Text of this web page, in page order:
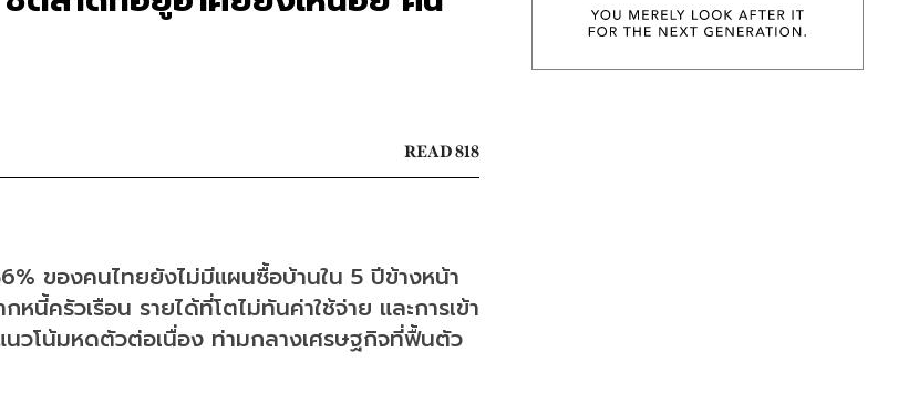
READ 818
ของคนไทยยังไม่มีแผนซื้อบ้านใน 5 ปีข้างหน้า
ครัวเรือน รายได้ที่โตไม่ทันค่าใช้จ่าย และการเข้า
โน้มหดตัวต่อเนื่อง ท่ามกลางเศรษฐกิจที่ฟื้นตัว